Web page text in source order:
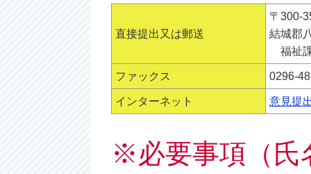
直接提出又は郵送
〒300-
結城郡
福祉
ファックス 0296-
インターネット 意見提
※必要事項（氏